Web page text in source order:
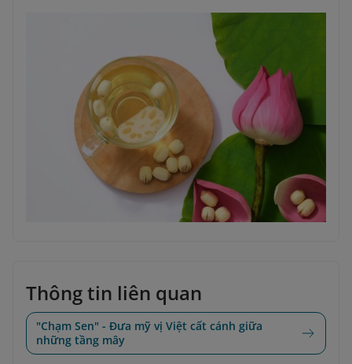
Thông tin liên quan
"Chạm Sen" - Đưa mỹ vị Việt cất cánh giữa
những tầng mây